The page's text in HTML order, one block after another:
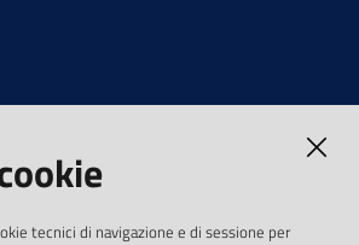
tecnici di navigazione e di sessione per